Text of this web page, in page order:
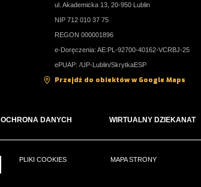
ul. Akademicka 13, 20-950 Lublin
NIP 712 010 37 75
REGON 000001896
e-Doręczenia: AE:PL-92700-40162-VCRBJ-25
ePUAP: /UP-Lublin/SkrytkaESP
Przejdź do obiektów w Google Maps
OCHRONA DANYCH WIRTUALNY DZIEKANAT
PLIKI COOKIES MAPA STRONY